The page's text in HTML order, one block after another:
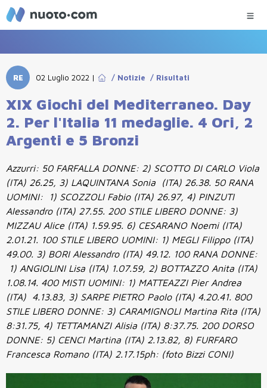
RE 02 Luglio 2022 | / Notizie / Risultati
XIX Giochi del Mediterraneo. Day
2. Per l'Italia 11 medaglie. 4 Ori, 2
Argenti e 5 Bronzi
Azzurri: 50 FARFALLA DONNE: 2) SCOTTO DI CARLO Viola
(ITA) 26.25, 3) LAQUINTANA Sonia (ITA) 26.38. 50 RANA
UOMINI: 1) SCOZZOLI Fabio (ITA) 26.97, 4) PINZUTI
Alessandro (ITA) 27.55. 200 STILE LIBERO DONNE: 3)
MIZZAU Alice (ITA) 1.59.95. 6) CESARANO Noemi (ITA)
2.01.21. 100 STILE LIBERO UOMINI: 1) MEGLI Filippo (ITA)
49.00. 3) BORI Alessandro (ITA) 49.12. 100 RANA DONNE:
1) ANGIOLINI Lisa (ITA) 1.07.59, 2) BOTTAZZO Anita (ITA)
1.08.14. 400 MISTI UOMINI: 1) MATTEAZZI Pier Andrea
(ITA) 4.13.83, 3) SARPE PIETRO Paolo (ITA) 4.20.41. 800
STILE LIBERO DONNE: 3) CARAMIGNOLI Martina Rita (ITA)
8:31.75, 4) TETTAMANZI Alisia (ITA) 8:37.75. 200 DORSO
DONNE: 5) CENCI Martina (ITA) 2.13.82, 8) FURFARO
Francesca Romano (ITA) 2.17.15ph: (foto Bizzi CONI)